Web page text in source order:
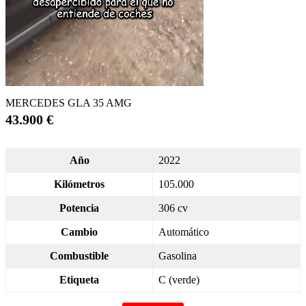
MERCEDES GLA 35 AMG
43.900 €
Año 2022
Kilómetros 105.000
Potencia 306 cv
Cambio Automático
Combustible Gasolina
Etiqueta C (verde)